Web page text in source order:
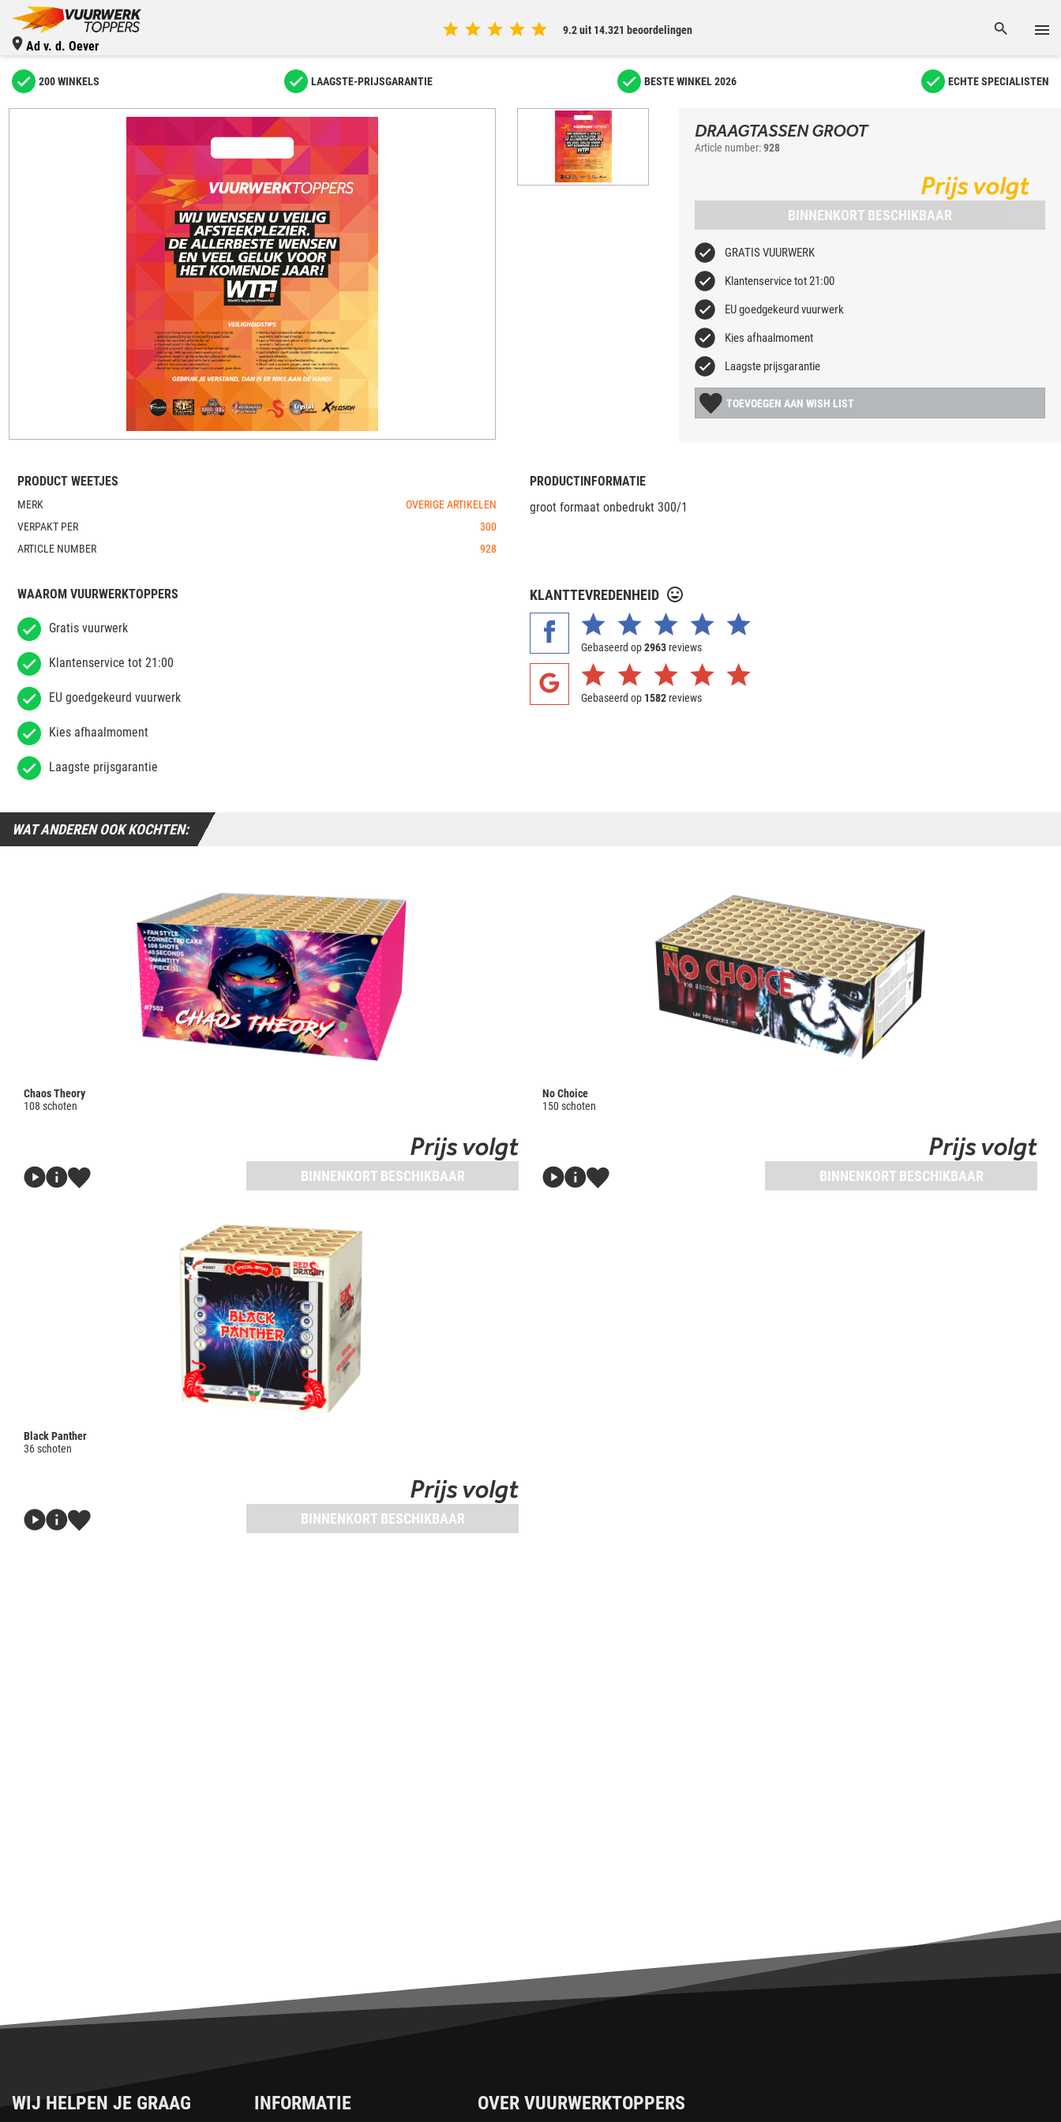
Ad v. d. Oever
9.2 uit 14.321 beoordelingen
200 WINKELS LAAGSTE-PRIJSGARANTIE BESTE WINKEL 2026 ECHTE SPECIALISTEN
DRAAGTASSEN GROOT
Article number:928
Prijs volgt
BINNENKORT BESCHIKBAAR
GRATIS VUURWERK
Klantenservice tot 21:00
EU goedgekeurd vuurwerk
Kies afhaalmoment
Laagste prijsgarantie
TOEVOEGEN AAN WISH LIST
PRODUCT WEETJES
MERK
OVERIGE ARTIKELEN
VERPAKT PER
300
ARTICLE NUMBER
928
PRODUCTINFORMATIE
groot formaat onbedrukt 300/1
WAAROM VUURWERKTOPPERS
Gratis vuurwerk
Klantenservice tot 21:00
EU goedgekeurd vuurwerk
Kies afhaalmoment
Laagste prijsgarantie
KLANTTEVREDENHEID
Gebaseerd op2963reviews
Gebaseerd op 1582reviews
WAT ANDEREN OOK KOCHTEN:
Chaos Theory
108 schoten
Prijs volgt
BINNENKORT BESCHIKBAAR
No Choice
150 schoten
Prijs volgt
BINNENKORT BESCHIKBAAR
Black Panther
36 schoten
Prijs volgt
BINNENKORT BESCHIKBAAR
WIJ HELPEN JE GRAAG INFORMATIE OVER VUURWERKTOPPERS